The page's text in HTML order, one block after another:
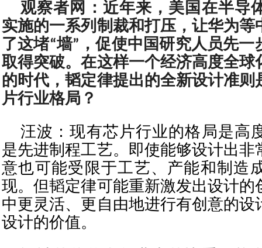
观察者网：近年来，美国在半导
实施的一系列制裁和打压，让华为等
了这堵“墙”，促使中国研究人员先
取得突破。在这样一个经济高度全球
的时代，韬定律提出的全新设计准则
片行业格局？
汪波：现有芯片行业的格局是高
是先进制程工艺。即使能够设计出非
意也可能受限于工艺、产能和制造
现。但韬定律可能重新激发出设计的
中更灵活、更自由地进行有创意的设
设计的价值。